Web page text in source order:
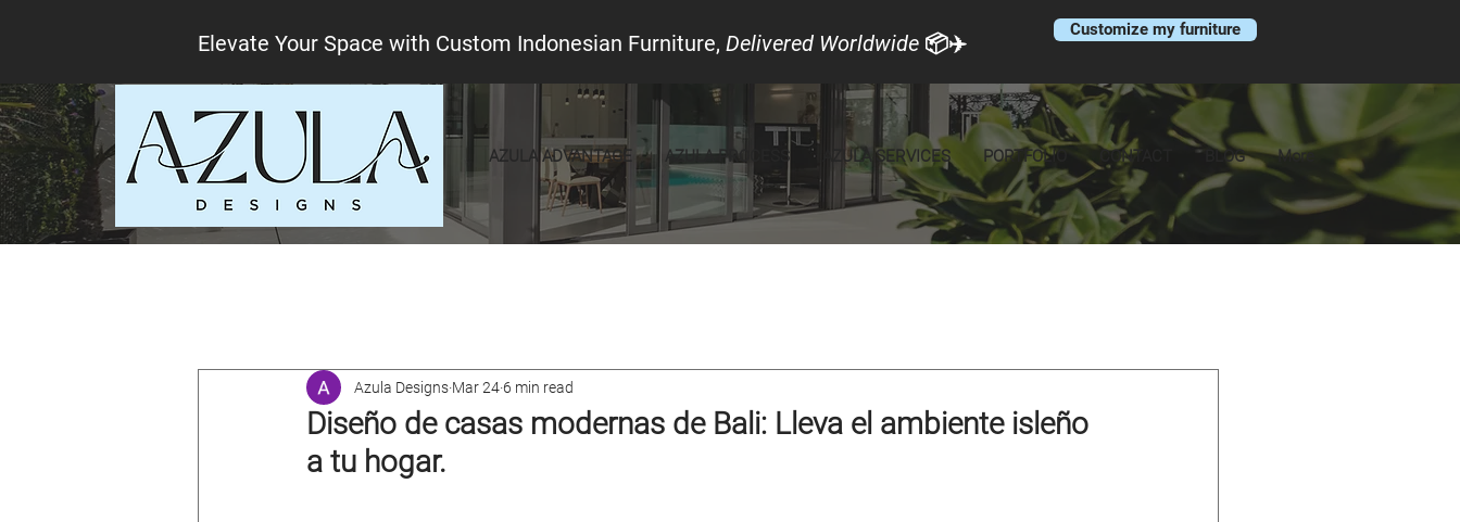
Elevate Your Space with Custom Indonesian Furniture, Delivered Worldwide 📦✈️
Customize my furniture
AZULA ADVANTAGE AZULA PROCESS AZULA SERVICES PORTFOLIO CONTACT BLOG More
Diseño de casas modernas de Bali: Lleva el ambiente isleño
a tu hogar.
Azula Designs Mar 24 6 min read